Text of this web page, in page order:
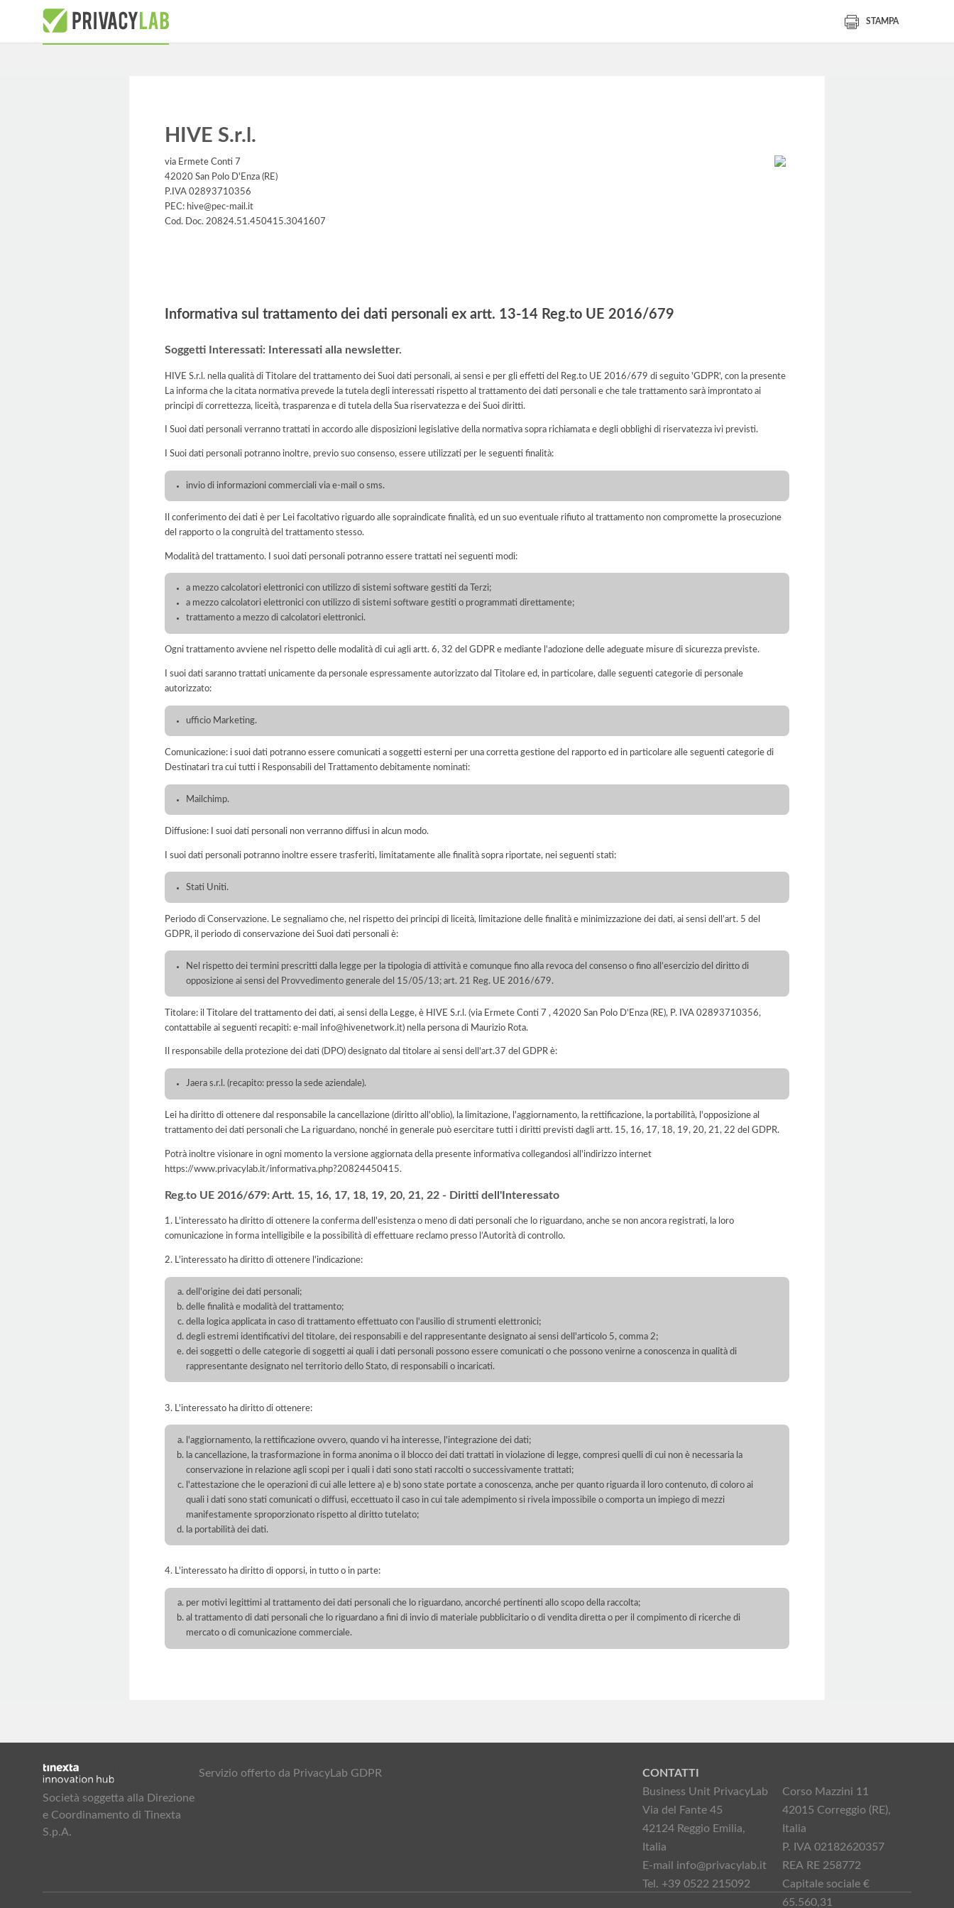
STAMPA
HIVE S.r.l.
via Ermete Conti 7
42020 San Polo D'Enza (RE)
P.IVA 02893710356
PEC: hive@pec-mail.it
Cod. Doc. 20824.51.450415.3041607
Informativa sul trattamento dei dati personali ex artt. 13-14 Reg.to UE 2016/679
Soggetti Interessati: Interessati alla newsletter.
HIVE S.r.l. nella qualità di Titolare del trattamento dei Suoi dati personali, ai sensi e per gli effetti del Reg.to UE 2016/679 di seguito 'GDPR', con la presente
La informa che la citata normativa prevede la tutela degli interessati rispetto al trattamento dei dati personali e che tale trattamento sarà improntato ai
principi di correttezza, liceità, trasparenza e di tutela della Sua riservatezza e dei Suoi diritti.
I Suoi dati personali verranno trattati in accordo alle disposizioni legislative della normativa sopra richiamata e degli obblighi di riservatezza ivi previsti.
I Suoi dati personali potranno inoltre, previo suo consenso, essere utilizzati per le seguenti finalità:
invio di informazioni commerciali via e-mail o sms.
Il conferimento dei dati è per Lei facoltativo riguardo alle sopraindicate finalità, ed un suo eventuale rifiuto al trattamento non compromette la prosecuzione
del rapporto o la congruità del trattamento stesso.
Modalità del trattamento. I suoi dati personali potranno essere trattati nei seguenti modi:
a mezzo calcolatori elettronici con utilizzo di sistemi software gestiti da Terzi;
a mezzo calcolatori elettronici con utilizzo di sistemi software gestiti o programmati direttamente;
trattamento a mezzo di calcolatori elettronici.
Ogni trattamento avviene nel rispetto delle modalità di cui agli artt. 6, 32 del GDPR e mediante l'adozione delle adeguate misure di sicurezza previste.
I suoi dati saranno trattati unicamente da personale espressamente autorizzato dal Titolare ed, in particolare, dalle seguenti categorie di personale
autorizzato:
ufficio Marketing.
Comunicazione: i suoi dati potranno essere comunicati a soggetti esterni per una corretta gestione del rapporto ed in particolare alle seguenti categorie di
Destinatari tra cui tutti i Responsabili del Trattamento debitamente nominati:
Mailchimp.
Diffusione: I suoi dati personali non verranno diffusi in alcun modo.
I suoi dati personali potranno inoltre essere trasferiti, limitatamente alle finalità sopra riportate, nei seguenti stati:
Stati Uniti.
Periodo di Conservazione. Le segnaliamo che, nel rispetto dei principi di liceità, limitazione delle finalità e minimizzazione dei dati, ai sensi dell’art. 5 del
GDPR, il periodo di conservazione dei Suoi dati personali è:
Nel rispetto dei termini prescritti dalla legge per la tipologia di attività e comunque fino alla revoca del consenso o fino all’esercizio del diritto di
opposizione ai sensi del Provvedimento generale del 15/05/13; art. 21 Reg. UE 2016/679.
Titolare: il Titolare del trattamento dei dati, ai sensi della Legge, è HIVE S.r.l. (via Ermete Conti 7 , 42020 San Polo D'Enza (RE), P. IVA 02893710356,
contattabile ai seguenti recapiti: e-mail info@hivenetwork.it) nella persona di Maurizio Rota.
Il responsabile della protezione dei dati (DPO) designato dal titolare ai sensi dell'art.37 del GDPR è:
Jaera s.r.l. (recapito: presso la sede aziendale).
Lei ha diritto di ottenere dal responsabile la cancellazione (diritto all'oblio), la limitazione, l'aggiornamento, la rettificazione, la portabilità, l'opposizione al
trattamento dei dati personali che La riguardano, nonché in generale può esercitare tutti i diritti previsti dagli artt. 15, 16, 17, 18, 19, 20, 21, 22 del GDPR.
Potrà inoltre visionare in ogni momento la versione aggiornata della presente informativa collegandosi all'indirizzo internet
https://www.privacylab.it/informativa.php?20824450415.
Reg.to UE 2016/679: Artt. 15, 16, 17, 18, 19, 20, 21, 22 - Diritti dell'Interessato
1. L'interessato ha diritto di ottenere la conferma dell'esistenza o meno di dati personali che lo riguardano, anche se non ancora registrati, la loro
comunicazione in forma intelligibile e la possibilità di effettuare reclamo presso l’Autorità di controllo.
2. L'interessato ha diritto di ottenere l'indicazione:
dell'origine dei dati personali;
delle finalità e modalità del trattamento;
della logica applicata in caso di trattamento effettuato con l'ausilio di strumenti elettronici;
degli estremi identificativi del titolare, dei responsabili e del rappresentante designato ai sensi dell'articolo 5, comma 2;
dei soggetti o delle categorie di soggetti ai quali i dati personali possono essere comunicati o che possono venirne a conoscenza in qualità di
rappresentante designato nel territorio dello Stato, di responsabili o incaricati.
3. L'interessato ha diritto di ottenere:
l'aggiornamento, la rettificazione ovvero, quando vi ha interesse, l'integrazione dei dati;
la cancellazione, la trasformazione in forma anonima o il blocco dei dati trattati in violazione di legge, compresi quelli di cui non è necessaria la
conservazione in relazione agli scopi per i quali i dati sono stati raccolti o successivamente trattati;
l'attestazione che le operazioni di cui alle lettere a) e b) sono state portate a conoscenza, anche per quanto riguarda il loro contenuto, di coloro ai
quali i dati sono stati comunicati o diffusi, eccettuato il caso in cui tale adempimento si rivela impossibile o comporta un impiego di mezzi
manifestamente sproporzionato rispetto al diritto tutelato;
la portabilità dei dati.
4. L'interessato ha diritto di opporsi, in tutto o in parte:
per motivi legittimi al trattamento dei dati personali che lo riguardano, ancorché pertinenti allo scopo della raccolta;
al trattamento di dati personali che lo riguardano a fini di invio di materiale pubblicitario o di vendita diretta o per il compimento di ricerche di
mercato o di comunicazione commerciale.
Società soggetta alla Direzione
e Coordinamento di Tinexta
S.p.A.
Servizio offerto da PrivacyLab GDPR
CONTATTI
Business Unit PrivacyLab
Via del Fante 45
42124 Reggio Emilia,
Italia
E-mail info@privacylab.it
Tel. +39 0522 215092
Corso Mazzini 11
42015 Correggio (RE),
Italia
P. IVA 02182620357
REA RE 258772
Capitale sociale €
65.560,31